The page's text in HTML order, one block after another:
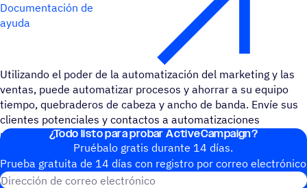
Documentación de
ayuda
Utilizando el poder de la automatización del marketing y las
ventas, puede automatizar procesos y ahorrar a su equipo
tiempo, quebraderos de cabeza y ancho de banda. Envíe sus
clientes potenciales y contactos a automatizaciones
predefinidas basadas en la lógica para maximizar su impacto.
¿Todo listo para probar ActiveCampaign?
Pruébalo gratis durante 14 días.
Prueba gratuita de 14 días con regis­tro por correo electrónico
Dirección de correo electrónico